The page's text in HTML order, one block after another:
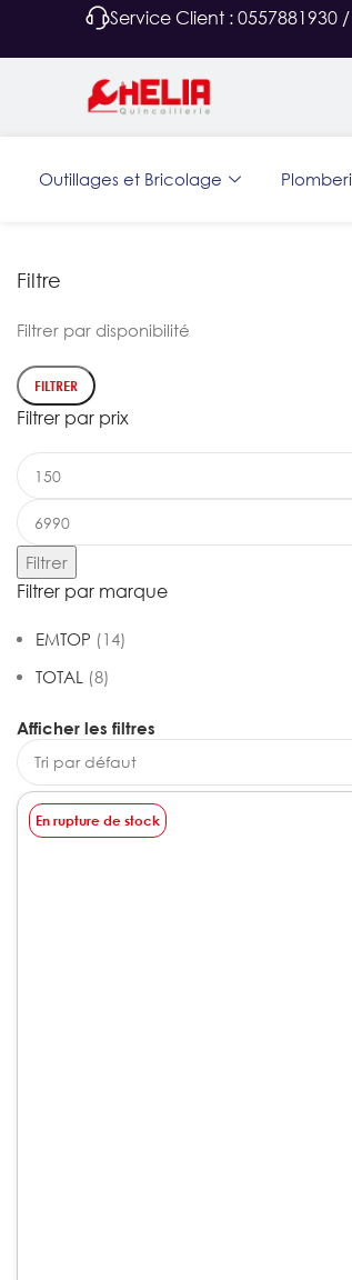
Service Client : 0557881930
Outillages et Bricolage
Filtre
Filtrer par disponibilité
FILTRER
Filtrer par prix
Filtrer
Filtrer par marque
EMTOP (14)
TOTAL (8)
Afficher les filtres
En rupture de stock